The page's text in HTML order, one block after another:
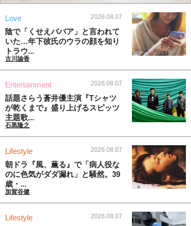
Love 2026.08.07
陰で「くせえババア」と言われて
いた…年下彼氏のウラの顔を知り
トラウ...
古川諭香
Entertainment 2026.08.07
話題さらう蒼井優主演『Tシャツ
が乾くまで』盛り上げるスピッツ
主題歌...
石黒隆之
Lifestyle 2026.08.07
朝ドラ『風、薫る』で「病人役な
のに色気がダダ漏れ」と騒然。39
歳・...
加賀谷健
Lifestyle 2026.08.07